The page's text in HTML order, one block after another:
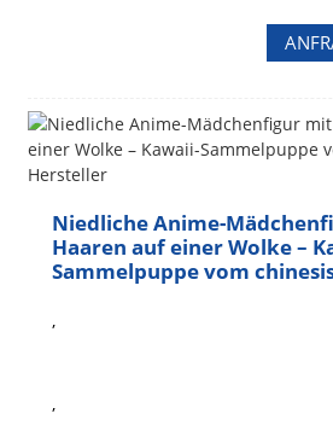
Niedliche Anime-
Haaren auf einer Wolke –
Sammelpuppe vom
,
,